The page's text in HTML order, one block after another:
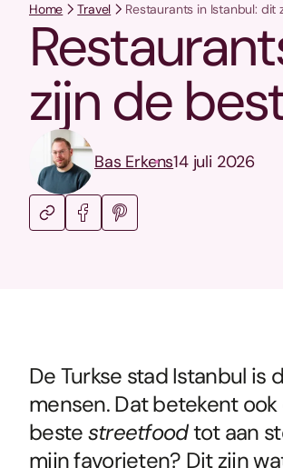
Home Travel Restaurants in Istanbul:
zijn de
Bas Erkens14 juli 2026
De Turkse stad Istanbul is
mensen. Dat betekent
bestestreetfoodtot aan
mijn favorieten? Dit zijn